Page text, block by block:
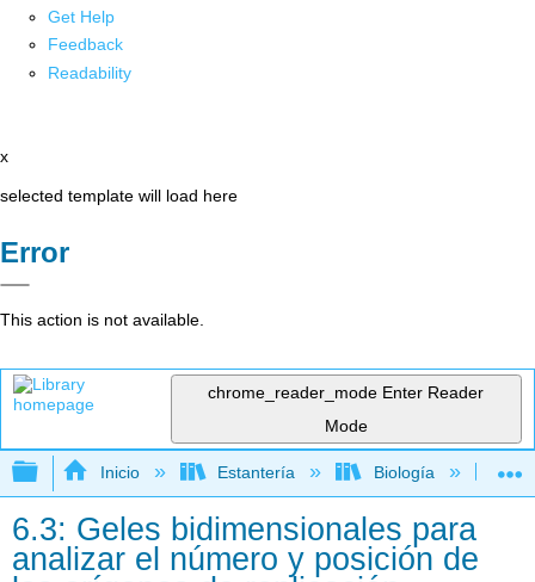
Get Help
Feedback
Readability
x
selected template will load here
Error
This action is not available.
chrome_reader_mode Enter Reader
Mode
Expandir/contraer jerarquía global
Inicio Estantería Biología
6.3: Geles bidimensionales para
analizar el número y posición de